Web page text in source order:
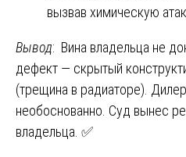
вызвав химическую
Вывод: Вина владельца не
дефект — скрытый
(трещина в радиаторе). Дилер
необоснованно. Суд вынес
владельца. ✅